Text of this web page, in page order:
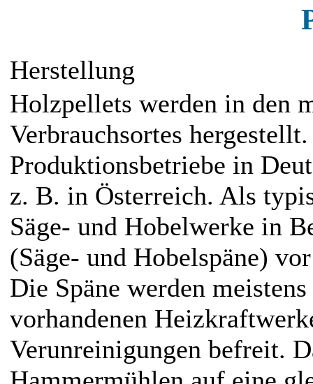
Herstellung
Holzpellets werden in den
Verbrauchsortes
Produktionsbetriebe in
z. B. in Österreich. Als
Säge- und Hobelwerke in
(Säge- und Hobelspäne)
Die Späne werden
vorhandenen
Verunreinigungen befreit.